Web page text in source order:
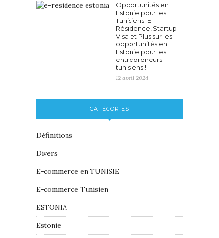
Opportunités en
Estonie pour les
Tunisiens: E-
Résidence, Startup
Visa et Plus sur les
opportunités en
Estonie pour les
entrepreneurs
tunisiens !
12 avril 2024
CATÉGORIES
Définitions
Divers
E-commerce en TUNISIE
E-commerce Tunisien
ESTONIA
Estonie